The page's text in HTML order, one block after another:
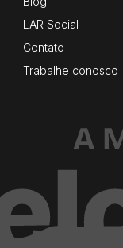
LAR Social
Contato
Trabalhe conosco